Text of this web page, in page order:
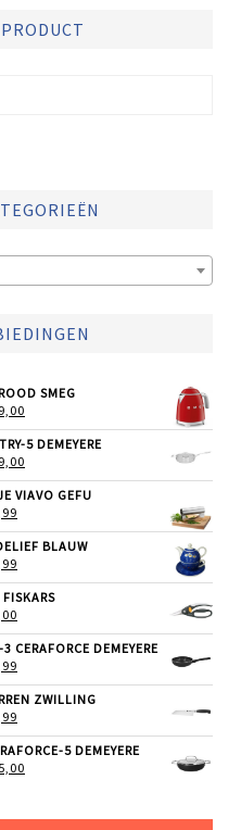
SMEG
IS:
5 DEMEYERE
IS:
VIAVO GEFU
IS:
BLAUW
IS:
IS:
CERAFORCE DEMEYERE
IS: ZWILLING
IS:
€49,99.
5 DEMEYERE